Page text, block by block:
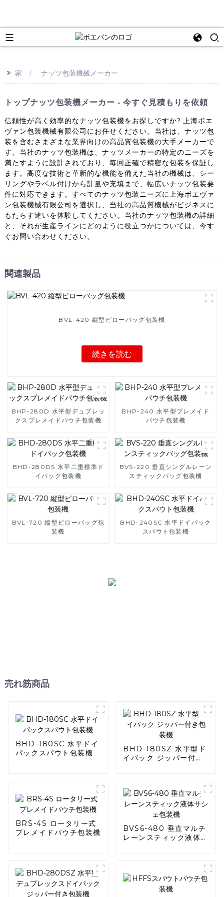
>> 家 ナッツ包装機械メーカー
トップナッツ包装機メーカー - 今すぐ見積もりを依頼
信頼性が高く効率的なナッツ包装機をお探しですか? 上海ボエ
ヴァン包装機械有限公司にお任せください。当社は、ナッツ包
装を含むさまざまな業界向けの高品質包装機の大手メーカーで
す。当社のナッツ包装機は、ナッツメーカーの特定のニーズを
満たすように設計されており、毎回正確で精密な包装を保証し
ます。高度な技術と革新的な機能を備えた当社の機械は、シー
リングやラベル付けから計量や充填まで、幅広いナッツ包装要
件に対応できます。すべてのナッツ包装ニーズに上海ボエヴァ
ン包装機械有限公司を選択し、当社の高品質機械がビジネスに
もたらす違いを体験してください。当社のナッツ包装機の詳細
と、それが生産ラインにどのように役立つかについては、今す
ぐお問い合わせください。
関連製品
BVL-420 縦型ピローバッグ包装機
続きを読む
BHP-280D 水平型デュプレッ
クスプレメイドパウチ包装機
BHP-240 水平型プレメイド
パウチ包装機
BHD-280DS 水平二重標準ド
イパック包装機
BVS-220 垂直シングルレーン
スティックバッグ包装機
BVL-720 縦型ピローバッグ包
装機
BHD-240SC 水平ドイパック
スパウト包装機
売れ筋商品
BHD-180SC 水平ドイ
パックスパウト包装機
BHD-180SZ 水平型ド
イパック ジッパー付き
BRS-4S ロータリー式
プレメイドパウチ包装機
BVS6-480 垂直マルチ
レーンスティック液体サ